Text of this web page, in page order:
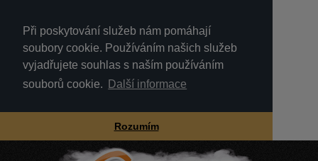
Při poskytování služeb nám pomáhají
soubory cookie. Používáním našich služeb
vyjadřujete souhlas s naším používáním
souborů cookie.
Další informace
Rozumím